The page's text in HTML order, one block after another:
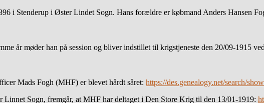
i Stenderup i Øster Lindet Sogn. Hans forældre er købmand Anders Hansen
år møder han på session og bliver indstillet til krigstjeneste den 20/09-1915
Mads Fogh (MHF) er blevet hårdt såret: https://des.genealogy.net/search/
Sogn, fremgår, at MHF har deltaget i Den Store Krig til den 13/01-1919: